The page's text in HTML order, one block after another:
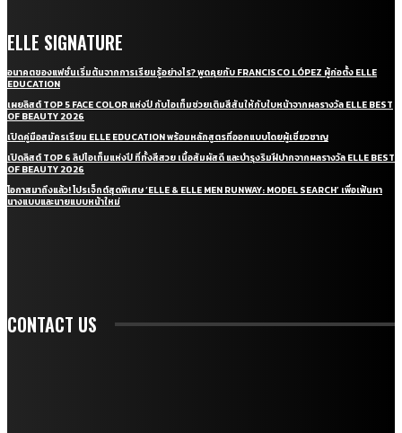
ELLE SIGNATURE
อนาคตของแฟชั่นเริ่มต้นจากการเรียนรู้อย่างไร? พูดคุยกับ FRANCISCO LÓPEZ ผู้ก่อตั้ง ELLE
EDUCATION
เผยลิสต์ TOP 5 FACE COLOR แห่งปี กับไอเท็มช่วยเติมสีสันให้กับใบหน้าจากผลรางวัล ELLE BEST
OF BEAUTY 2026
เปิดคู่มือสมัครเรียน ELLE EDUCATION พร้อมหลักสูตรที่ออกแบบโดยผู้เชี่ยวชาญ
เปิดลิสต์ TOP 6 ลิปไอเท็มแห่งปี ที่ทั้งสีสวย เนื้อสัมผัสดี และบำรุงริมฝีปากจากผลรางวัล ELLE BEST
OF BEAUTY 2026
โอกาสมาถึงแล้ว! โปรเจ็กต์สุดพิเศษ ‘ELLE & ELLE MEN RUNWAY: MODEL SEARCH’ เพื่อเฟ้นหา
นางแบบและนายแบบหน้าใหม่
CONTACT US